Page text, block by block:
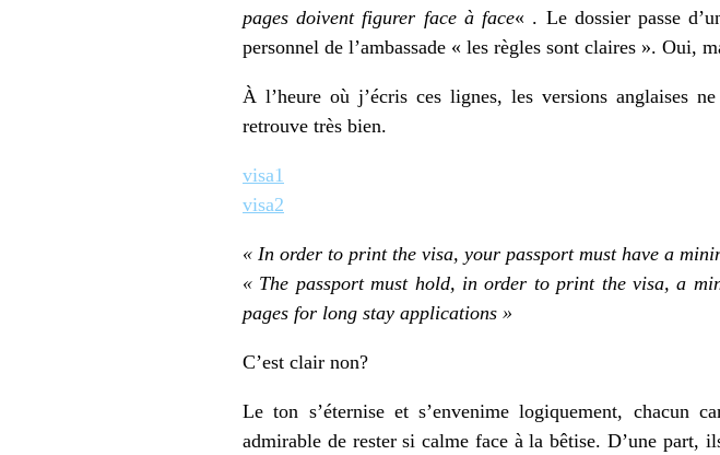
pages doivent figurer face à face« . Le dossier passe
personnel de l’ambassade « les règles sont claires ». Oui,
À l’heure où j’écris ces lignes, les versions anglaises
retrouve très bien.
visa1
visa2
« In order to print the visa, your passport must have a
« The passport must hold, in order to print the visa, a
pages for long stay applications »
C’est clair non?
Le ton s’éternise et s’envenime logiquement, chacun
admirable de rester si calme face à la bêtise. D’une part,